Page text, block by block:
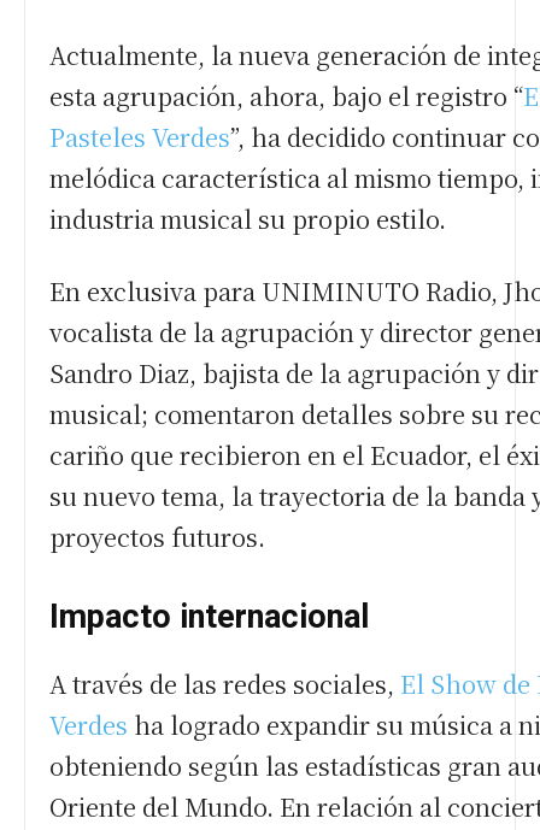
Actualmente, la nueva generación de
esta agrupación, ahora, bajo el registro “
Pasteles Verdes”, ha decidido continuar
melódica característica al mismo tiempo,
industria musical su propio estilo.
En exclusiva para UNIMINUTO Radio,
vocalista de la agrupación y director
Sandro Diaz, bajista de la agrupación y
musical; comentaron detalles sobre su
cariño que recibieron en el Ecuador, el
su nuevo tema, la trayectoria de la banda
proyectos futuros.
Impacto internacional
A través de las redes sociales, El Show de
Verdes ha logrado expandir su música a
obteniendo según las estadísticas gran
Oriente del Mundo. En relación al